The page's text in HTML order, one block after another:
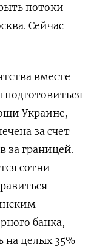
потоки
Сейчас
вместе
Украине,
за счет
за границей.
сотни
банка,
на целых 35%